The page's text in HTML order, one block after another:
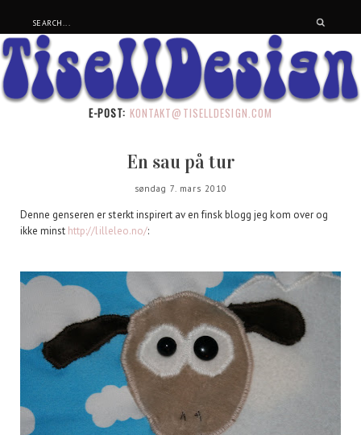
E-POST: KONTAKT@TISELLDESIGN.COM
En sau på tur
søndag 7. mars 2010
Denne genseren er sterkt inspirert av en finsk blogg jeg kom over og
ikke minst http://lilleleo.no/: